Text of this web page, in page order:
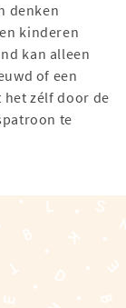
denken
kinderen
kan alleen
of een
het zélf door de
te